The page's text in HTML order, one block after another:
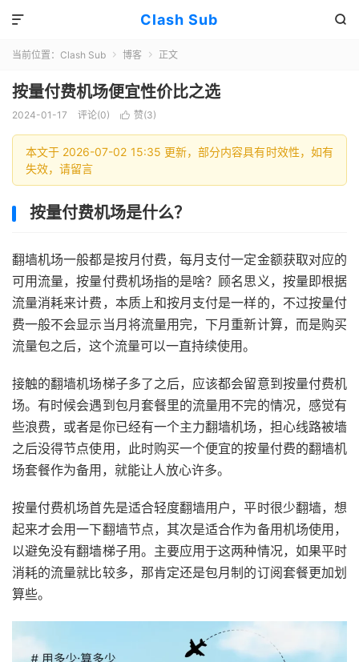
Clash Sub 

当前位置： Clash Sub  博客  正文
按量付费机场便宜性价比之选
2024-01-17 评论(0)  赞(3)
本文于 2026-07-02 15:35 更新，部分内容具有时效性，如有
失效，请留言
按量付费机场是什么？
翻墙机场一般都是按月付费，每月支付一定金额获取对应的
可用流量，按量付费机场指的是啥？顾名思义，按量即根据
流量消耗来计费，本质上和按月支付是一样的，不过按量付
费一般不会显示当月将流量用完，下月重新计算，而是购买
流量包之后，这个流量可以一直持续使用。
接触的翻墙机场梯子多了之后，应该都会留意到按量付费机
场。有时候会遇到包月套餐里的流量用不完的情况，感觉有
些浪费，或者是你已经有一个主力翻墙机场，担心线路被墙
之后没得节点使用，此时购买一个便宜的按量付费的翻墙机
场套餐作为备用，就能让人放心许多。
按量付费机场首先是适合轻度翻墙用户，平时很少翻墙，想
起来才会用一下翻墙节点，其次是适合作为备用机场使用，
以避免没有翻墙梯子用。主要应用于这两种情况，如果平时
消耗的流量就比较多，那肯定还是包月制的订阅套餐更加划
算些。